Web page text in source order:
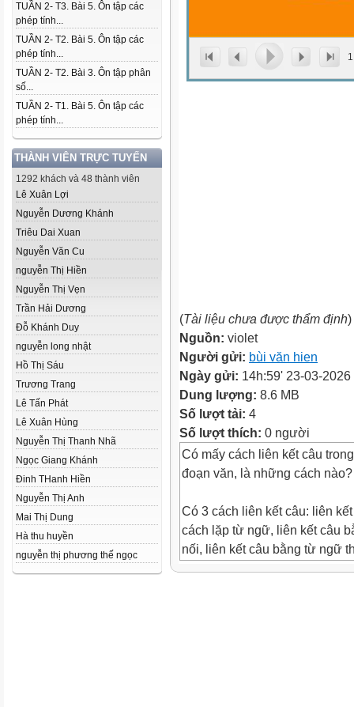
TUẦN 2- T3. Bài 5. Ôn tập các
phép tính...
TUẦN 2- T2. Bài 5. Ôn tập các
phép tính...
TUẦN 2- T2. Bài 3. Ôn tập phân
số...
TUẦN 2- T1. Bài 5. Ôn tập các
phép tính...
THÀNH VIÊN TRỰC TUYẾN
1292 khách và 48 thành viên
Lê Xuân Lợi
Nguyễn Dương Khánh
Triêu Dai Xuan
Nguyễn Văn Cu
nguyễn Thị Hiền
Nguyễn Thị Vẹn
Trần Hải Dương
Đỗ Khánh Duy
nguyễn long nhật
Hồ Thị Sáu
Trương Trang
Lê Tấn Phát
Lê Xuân Hùng
Nguyễn Thị Thanh Nhã
Ngọc Giang Khánh
Đinh THanh Hiền
Nguyễn Thị Anh
Mai Thị Dung
Hà thu huyền
nguyễn thị phương thế ngọc
1
(Tài liệu chưa được thẩm định)
Nguồn: violet
Người gửi: bùi văn hien
Ngày gửi: 14h:59' 23-03-2026
Dung lượng: 8.6 MB
Số lượt tải: 4
Số lượt thích: 0 người
Có mấy cách liên kết câu trong
đoạn văn, là những cách nào?
Có 3 cách liên kết câu: liên
cách lặp từ ngữ, liên kết câu
nối, liên kết câu bằng từ ngữ